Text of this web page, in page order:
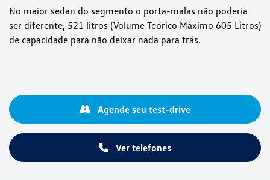
No maior sedan do segmento o porta-malas não poderia
ser diferente, 521 litros (Volume Teórico Máximo 605 Litros)
de capacidade para não deixar nada para trás.
Ver telefones
Agende seu test-drive